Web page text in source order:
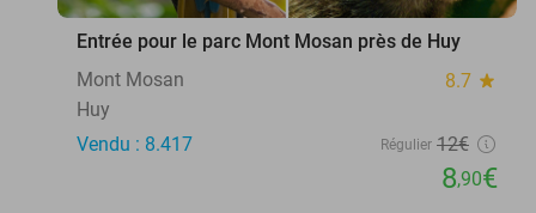
Entrée pour le parc Mont Mosan près de Huy
Mont Mosan
8.7 star
Huy
Vendu : 8.417
Régulier 12€
8,90€